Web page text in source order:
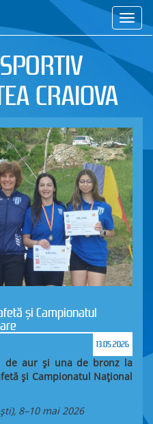
CS
CRAIOVA
și Campionatul
13.05.2026
de aur și una de bronz la
și Campionatul Național
8–10 mai 2026